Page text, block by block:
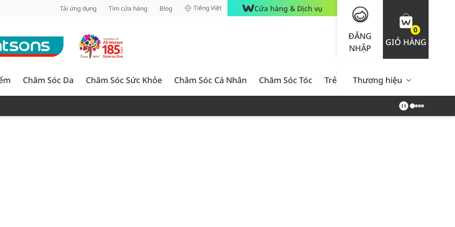
Tải ứng dụng Tìm cửa hàng Blog Tiếng Việt Cửa hàng & Dịch vụ
ĐĂNG
NHẬP
0
GIỎ HÀNG
Chăm Sóc Da Chăm Sóc Sức Khỏe Chăm Sóc Cá Nhân Chăm Sóc Tóc Trẻ Em Nam Giới Chăm Sóc
Thương hiệu